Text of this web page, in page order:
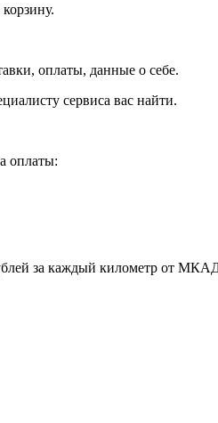
оплаты, данные о себе.
сервиса вас найти.
оплаты:
за каждый километр от